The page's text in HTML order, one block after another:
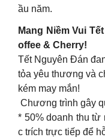
ầu năm.
Mang Niềm Vui
offee & Cherry!
Tết Nguyên Đán
tỏa yêu thương và
kém may mắn!
Chương trình gây
* 50% doanh thu từ
c trích trực tiếp để